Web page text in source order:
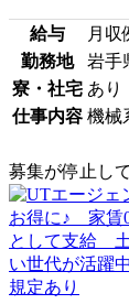
給与 月収
勤務地
岩手
寮・社宅 あり
仕事内容 機械
募集が停止し